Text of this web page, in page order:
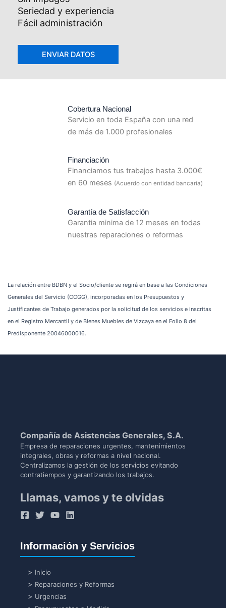
Seriedad y experiencia
Fácil administración
Cobertura Nacional
Servicio en toda España con una red
de más de 1.000 profesionales
Financiación
Financiamos tus trabajos hasta 3.000€
en 60 meses (Acuerdo con entidad bancaria)
Garantía de Satisfacción
Garantia minima de 12 meses en todas
nuestras reparaciones o reformas
La relación entre BDBN y el Socio/cliente se regirá en base a las Condiciones
Generales del Servicio (CCGG), incorporadas en los Presupuestos y
Justificantes de Trabajo generados por la solicitud de los servicios e inscritas
en el Registro Mercantil y de Bienes Muebles de Vizcaya en el Folio 8 del
Predisponente 20046000016.
Compañía de Asistencias Generales, S.A.
Empresa de reparaciones urgentes, mantenimientos
integrales, obras y reformas a nivel nacional.
Centralizamos la gestión de los servicios evitando
contratiempos y garantizando los trabajos.
Llamas, vamos y te olvidas
Información y Servicios
Inicio
Reparaciones y Reformas
Urgencias